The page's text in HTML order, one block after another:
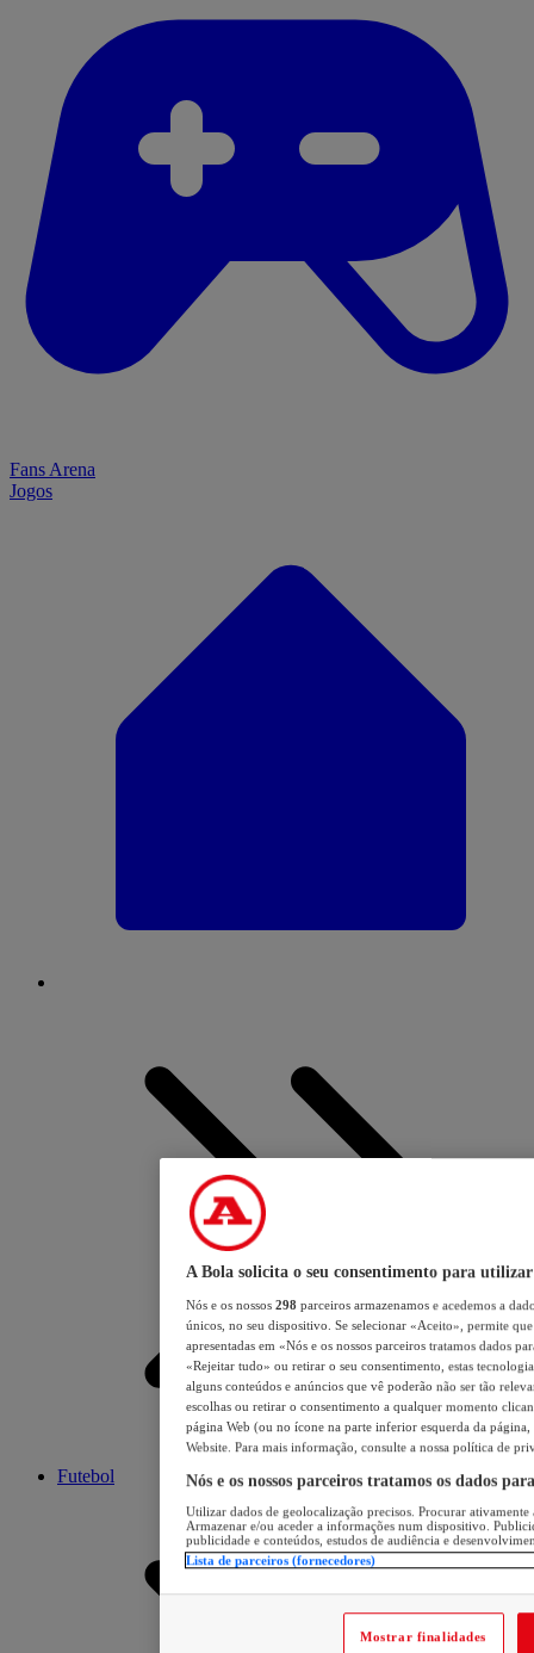
Fans Arena
Jogos
Futebol
A Bola solicita o seu consentimento para utilizar
Nós e os nossos 298 parceiros armazenamos e acedemos a
únicos, no seu dispositivo. Se selecionar «Aceito», permite
apresentadas em «Nós e os nossos parceiros tratamos dados
«Rejeitar tudo» ou retirar o seu consentimento, estas
alguns conteúdos e anúncios que vê poderão não ser tão
escolhas ou retirar o consentimento a qualquer momento
página Web (ou no ícone na parte inferior esquerda da página,
Website. Para mais informação, consulte a nossa política de
Nós e os nossos parceiros tratamos os dados
Utilizar dados de geolocalização precisos. Procurar
Armazenar e/ou aceder a informações num dispositivo.
publicidade e conteúdos, estudos de audiência e
Lista de parceiros (fornecedores)
Mostrar finalidades